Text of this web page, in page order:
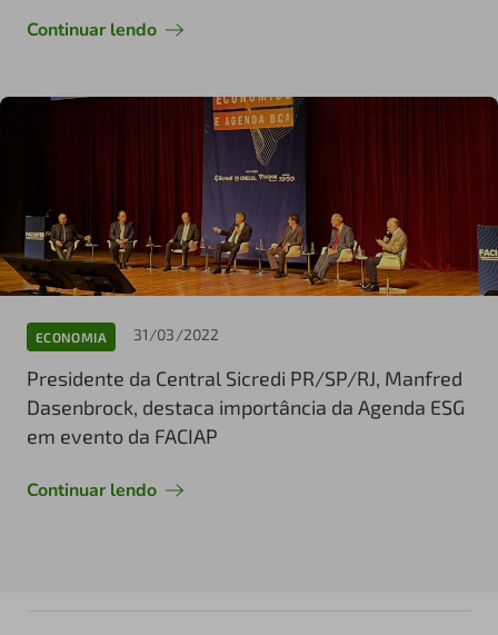
Continuar lendo
ECONOMIA 31/03/2022
Presidente da Central Sicredi PR/SP/RJ, Manfred
Dasenbrock, destaca importância da Agenda ESG
em evento da FACIAP
Continuar lendo